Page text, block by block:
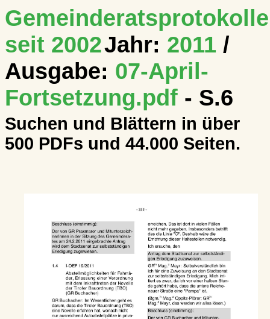
Gemeinderatsprotokolle
seit 2002Jahr: 2011 /
Ausgabe: 07-April-
Fortsetzung.pdf - S.6
Suchen und Blättern in über
500 PDFs und 44.000 Seiten.